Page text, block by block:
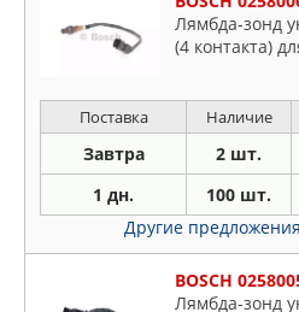
Лямбда-зонд
(4 контакта)
Поставка Наличие
Завтра 2 шт.
1 дн. 100 шт.
Другие
BOSCH
Лямбда-зонд